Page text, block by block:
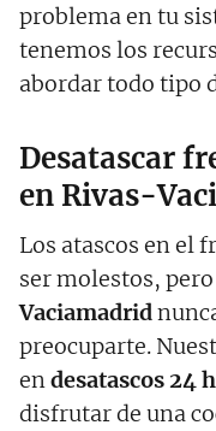
problema en tu
tenemos los
abordar todo tipo
Desatascar
en Rivas-
Los atascos en el
ser molestos,
Vaciamadrid
preocuparte.
endesatascos 24
disfrutar de una